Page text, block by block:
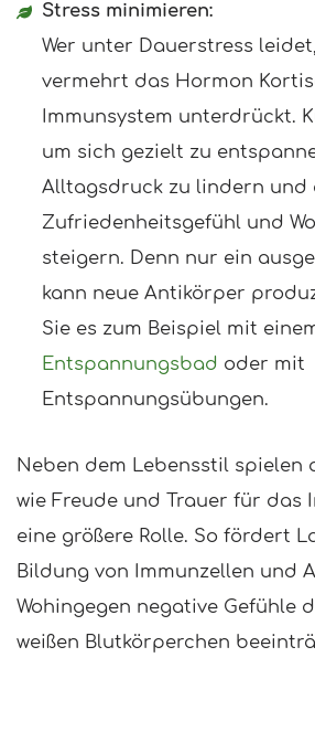
Stress minimieren:
Wer unter Dauerstress
vermehrt das Hormon
Immunsystem unterdrückt.
um sich gezielt zu
Alltagsdruck zu lindern und
Zufriedenheitsgefühl und
steigern. Denn nur ein
kann neue Antikörper
Sie es zum Beispiel mit
Entspannungsbad oder mit
Entspannungsübungen.
Neben dem Lebensstil spielen
wie Freude und Trauer für das
eine größere Rolle. So fördert
Bildung von Immunzellen und
Wohingegen negative Gefühle
weißen Blutkörperchen